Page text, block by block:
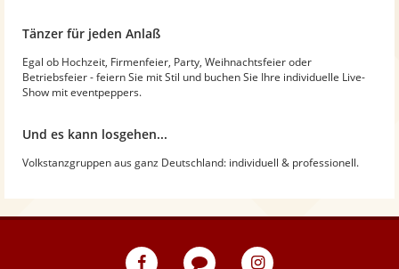
Tänzer für jeden Anlaß
Egal ob Hochzeit, Firmenfeier, Party, Weihnachtsfeier oder
Betriebsfeier - feiern Sie mit Stil und buchen Sie Ihre individuelle Live-
Show mit eventpeppers.
Und es kann losgehen...
Volkstanzgruppen aus ganz Deutschland: individuell & professionell.
eventpeppers
Blog
eventpeppers